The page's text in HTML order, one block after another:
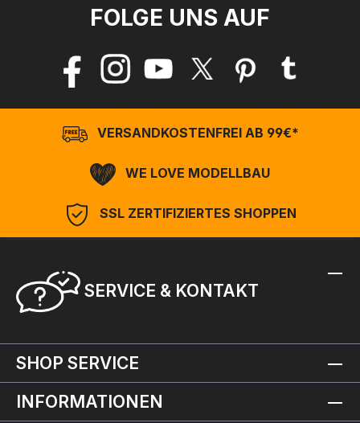
FOLGE UNS AUF
VERSANDKOSTENFREI AB 99€*
WE LOVE MODELLBAU
SSL ZERTIFIZIERTES SHOPPEN
SERVICE & KONTAKT
SHOP SERVICE
INFORMATIONEN